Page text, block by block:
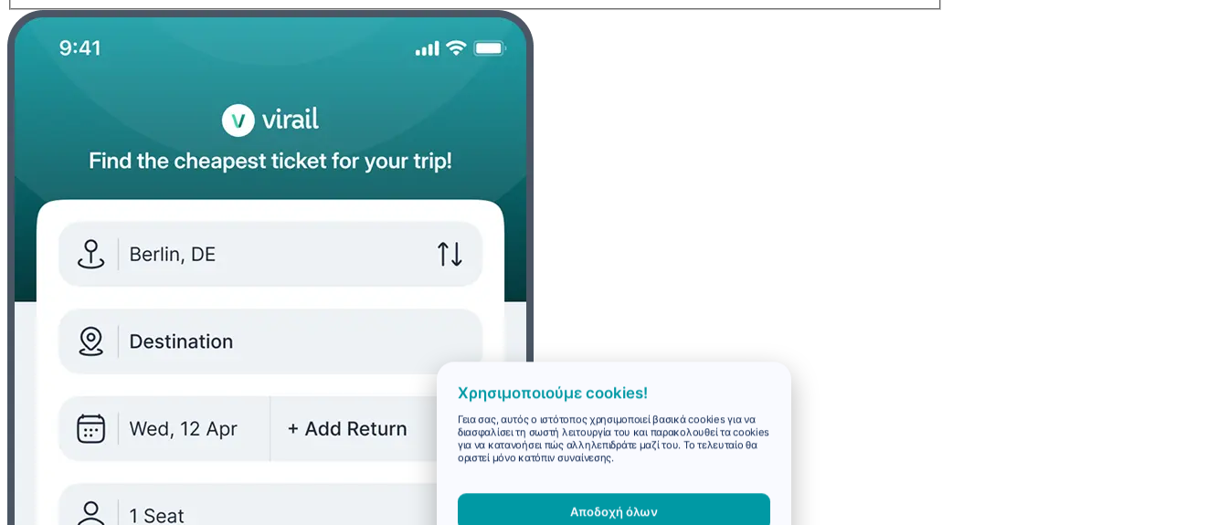
Χρησιμοποιούμε cookies!
Γεια σας, αυτός ο ιστότοπος χρησιμοποιεί βασικά cookies για να
διασφαλίσει τη σωστή λειτουργία του και παρακολουθεί τα cookies
για να κατανοήσει πώς αλληλεπιδράτε μαζί του. Το τελευταίο θα
οριστεί μόνο κατόπιν συναίνεσης.
Αποδοχή όλων